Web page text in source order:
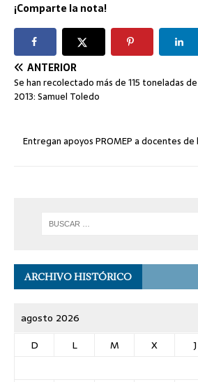
¡Comparte la nota!
ANTERIOR
Se han recolectado más de 115 toneladas
2013: Samuel Toledo
Entregan apoyos PROMEP a docentes
ARCHIVO HISTÓRICO
agosto 2026
D
L M X J